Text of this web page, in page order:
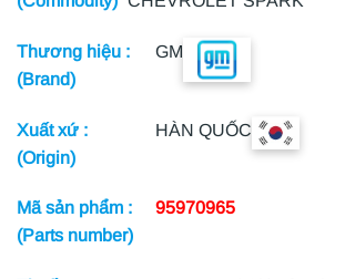
Thương hiệu :
(Brand)
GM
Xuất xứ :
(Origin)
HÀN QUỐC
Mã sản phẩm :
(Parts number)
95970965